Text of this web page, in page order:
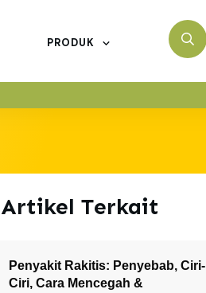
PRODUK
Artikel Terkait
Penyakit Rakitis: Penyebab, Ciri-
Ciri, Cara Mencegah &